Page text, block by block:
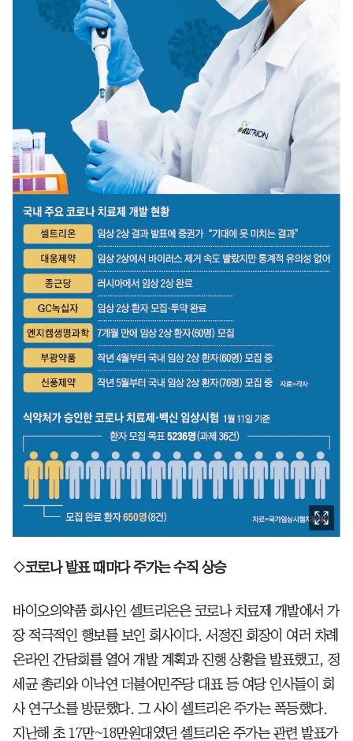
◇코로나 발표 때마다 주가는 수직 상승
바이오의약품 회사인 셀트리온은 코로나 치료제 개발에서 가
장 적극적인 행보를 보인 회사이다. 서정진 회장이 여러 차례
온라인 간담회를 열어 개발 계획과 진행 상황을 발표했고, 정
세균 총리와 이낙연 더불어민주당 대표 등 여당 인사들이 회
사 연구소를 방문했다. 그 사이 셀트리온 주가는 폭등했다.
지난해 초 17만~18만원대였던 셀트리온 주가는 관련 발표가